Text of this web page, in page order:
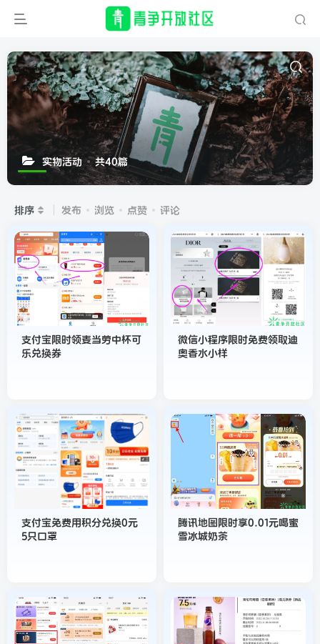
实物活动 共40篇
排序 发布 浏览 点赞 评论
支付宝限时领麦当劳中杯可
乐兑换券
微信小程序限时免费领取迪
奥香水小样
支付宝免费用积分兑换0元
5只口罩
腾讯地图限时享0.01元喝蜜
雪冰城奶茶